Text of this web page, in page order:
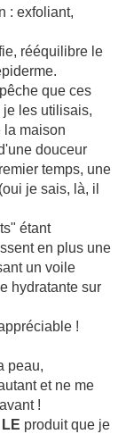
: exfoliant,
rééquilibre le
que ces
je les utilisais,
la maison
douceur
temps, une
je sais, là, il
étant
en plus une
un voile
hydratante sur
!
peau,
et ne me
!
LE produit que je